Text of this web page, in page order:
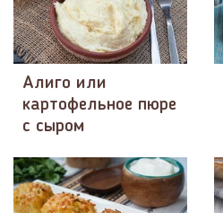
Алиго или
картофельное пюре
с сыром